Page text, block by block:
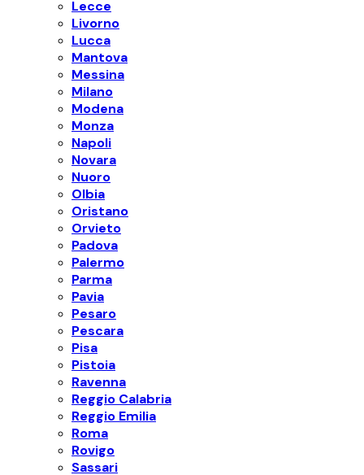
Lecce
Livorno
Lucca
Mantova
Messina
Milano
Modena
Monza
Napoli
Novara
Nuoro
Olbia
Oristano
Orvieto
Padova
Palermo
Parma
Pavia
Pesaro
Pescara
Pisa
Pistoia
Ravenna
Reggio Calabria
Reggio Emilia
Roma
Rovigo
Sassari